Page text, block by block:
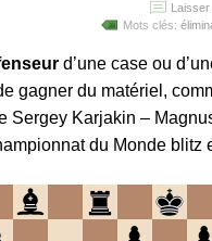
Mots clés:
d’une case ou
gagner du matériel,
Sergey Karjakin –
du Monde blitz